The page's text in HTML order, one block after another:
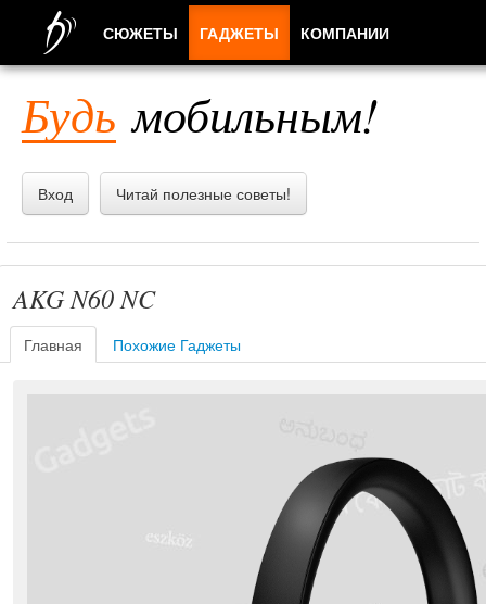
Будь мобильным!
Вход Читай полезные советы!
AKG N60 NC
Главная Похожие Гаджеты
СЮЖЕТЫ ГАДЖЕТЫ КОМПАНИИ
ПРИЛОЖЕНИЯ